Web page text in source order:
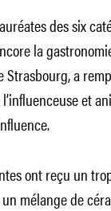
des six
la
Strasbourg, a
et
ont reçu un
mélange de